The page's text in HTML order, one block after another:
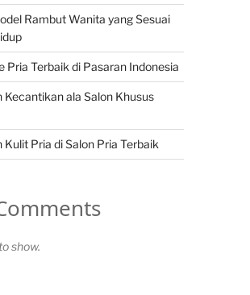
Rambut Wanita yang Sesuai
Pria Terbaik di Pasaran Indonesia
Kecantikan ala Salon Khusus
Pria di Salon Pria Terbaik
show.